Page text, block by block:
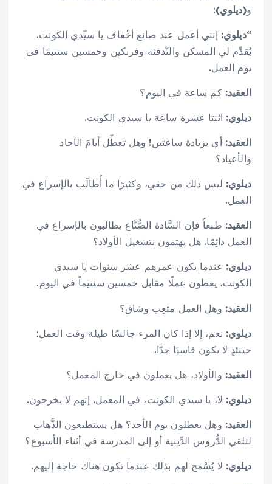
و(ديلوي):
“ديلوي: إنني أعمل عند صانع أخْفاف يا سيِّدي الكونت.
يُقدِّم لي المسكن والتَّدفئة وفرنكين وخمسين سنتيمًا في
يوم العمل.
العقيد:كم ساعة في اليوم؟
ديلوي: اثنتا عشرة ساعة يا سيدي الكونت.
العقيد: أي بزيادة ساعتين! وهل تعطِّل أيامَ الآحاد
والأعياد؟
ديلوي: ليس ذلك من حقي، وكثيرًا ما أُطالَب بالإسراع في
العمل.
العقيد: طبعاً فإن السَّادة الصُّنَّاع يطالبون بالإسراع في
العمل دائِمًا. هل يهتمون بتشغيل الأولاد؟
ديلوي: عندما يكون عمرهم عشر سنوات يا سيدي
الكونت، يعطون عملًا مقابل خمسين سنتيماً في اليوم.
العقيد: وهل العمل متعِب وشاق؟
ديلوي: نعم، إلا إذا كان المرء جالسًا طيلة وقت العمل؛
حينئذٍ لا يكون قاسيًا جدًّا.
العقيد: والأولاد، هل يعملون في خارج المعمل؟
ديلوي: لا، يا سيدي الكونت، في المعمل. إنهم لا يخرجون.
العقيد: وهل يعطلون يوم الأحد؟ هل يستطيعون الذَّهاب
لتلقي الدُّروس الدِّينية أو إلى المدرسة في أثناء الأسبوع؟
ديلوي: لا يُسْمَح لهم بذلك عندما تكون هناك حاجة إليهم.